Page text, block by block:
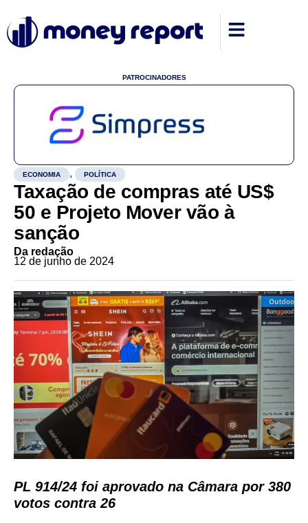
PATROCINADORES
ECONOMIA , POLÍTICA
Taxação de compras até US$
50 e Projeto Mover vão à
sanção
Da redação
12 de junho de 2024
PL 914/24 foi aprovado na Câmara por 380
votos contra 26